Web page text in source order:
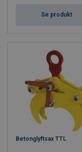
Se produkt
Betonglyftsax TTL